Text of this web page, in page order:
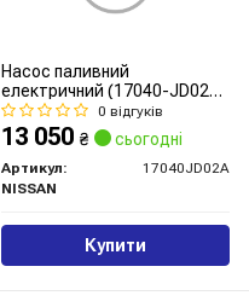
Насос паливний
електричний (17040-JD02A)
NISSAN
0 відгуків
13 050 ₴ сьогодні
Артикул:
17040JD02A
NISSAN
Купити